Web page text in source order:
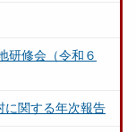
研修会（令和６
関する年次報告